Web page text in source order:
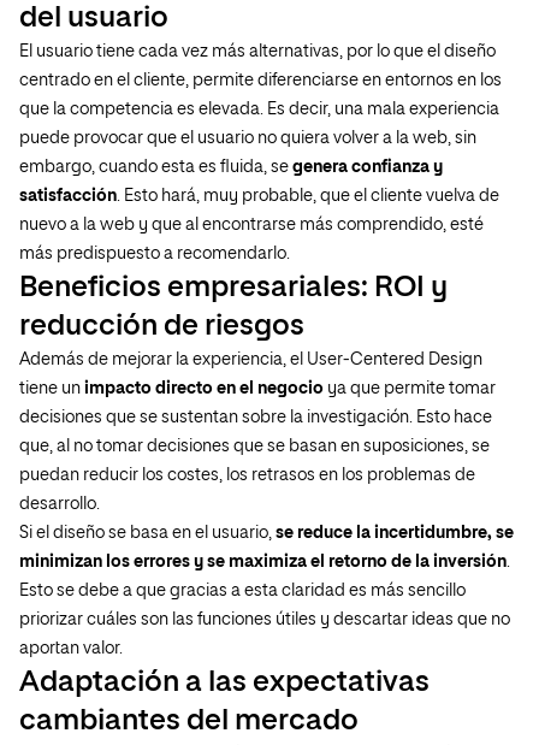
del usuario
El usuario tiene cada vez más alternativas, por lo que el diseño
centrado en el cliente, permite diferenciarse en entornos en los
que la competencia es elevada. Es decir, una mala experiencia
puede provocar que el usuario no quiera volver a la web, sin
embargo, cuando esta es fluida, se genera confianza y
satisfacción. Esto hará, muy probable, que el cliente vuelva de
nuevo a la web y que al encontrarse más comprendido, esté
más predispuesto a recomendarlo.
Beneficios empresariales: ROI y
reducción de riesgos
Además de mejorar la experiencia, el User-Centered Design
tiene un impacto directo en el negocio ya que permite tomar
decisiones que se sustentan sobre la investigación. Esto hace
que, al no tomar decisiones que se basan en suposiciones, se
puedan reducir los costes, los retrasos en los problemas de
desarrollo.
Si el diseño se basa en el usuario, se reduce la incertidumbre, se
minimizan los errores y se maximiza el retorno de la inversión.
Esto se debe a que gracias a esta claridad es más sencillo
priorizar cuáles son las funciones útiles y descartar ideas que no
aportan valor.
Adaptación a las expectativas
cambiantes del mercado